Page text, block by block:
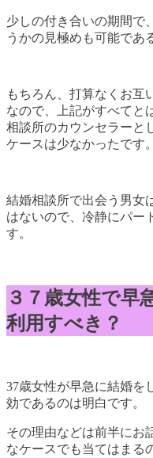
少しの付き合いの期間で
うかの見極めも可能であ
もちろん、打算なくお互
なので、上記がすべてと
相談所のカウンセラーと
ケースは少なかったです。
結婚相談所で出会う男女
はないので、冷静にパー
す。
３７歳女性で早
利用すべき？
37歳女性が早急に結婚を
効であるのは明白です。
その理由などは前半にお
なケースでも当てはまる